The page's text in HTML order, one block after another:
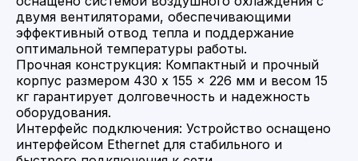
двумя вентиляторами, обеспечивающими
эффективный отвод тепла и поддержание
оптимальной температуры работы. ​
Прочная конструкция: Компактный и прочный
корпус размером 430 x 155 x 226 мм и весом 15
кг гарантирует долговечность и надежность
оборудования. ​
Интерфейс подключения: Устройство оснащено
интерфейсом Ethernet для стабильного и